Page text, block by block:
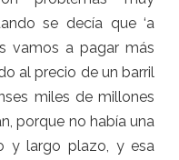
se decía que ‘a
vamos a pagar más
al precio de un barril
miles de millones
porque no había una
y largo plazo, y esa